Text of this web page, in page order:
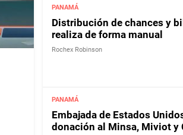
PANAMÁ
Distribución de chances y
realiza de forma manual
Rochex Robinson
PANAMÁ
Embajada de Estados
donación al Minsa, Miviot y